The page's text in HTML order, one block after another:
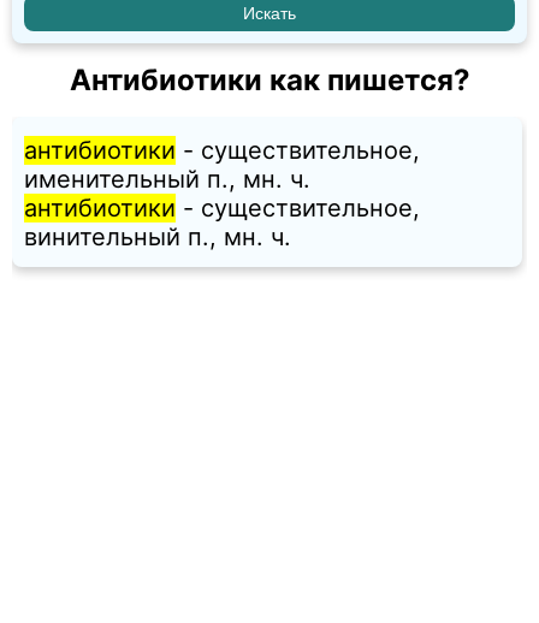
Антибиотики как пишется?
антибиотики - существительное,
именительный п., мн. ч.
антибиотики - существительное,
винительный п., мн. ч.